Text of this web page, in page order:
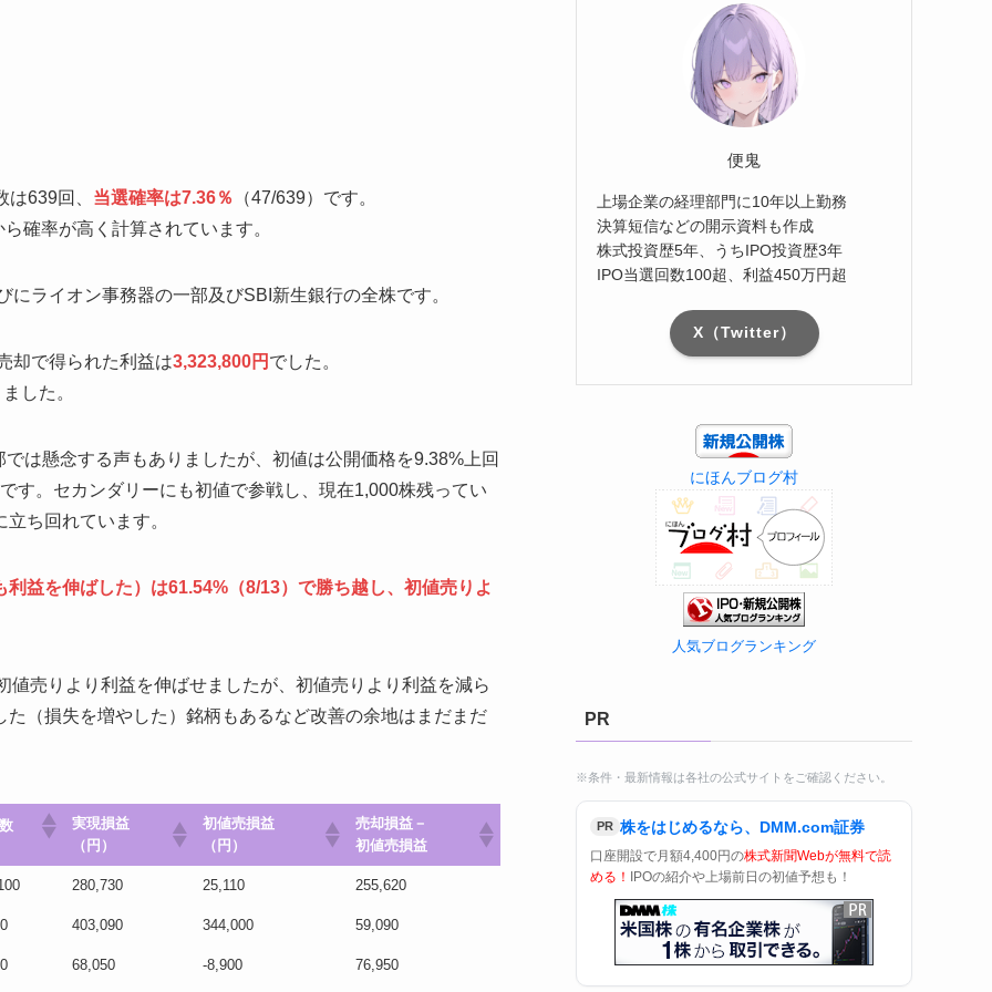
639回、 当選確率は7.36％
（47/639）です。
確率が高く計算されています。
ライオン事務器の一部及びSBI新生銀行の全株です。
却で得られた利益は3,323,800円 でした。
した。
は懸念する声もありましたが、初値は公開価格を9.38%上回
す。セカンダリーにも初値で参戦し、現在1,000株残ってい
ち回れています。
益を伸ばした）は61.54%（8/13）で勝ち越し、初値売りよ
値売りより利益を伸ばせましたが、初値売りより利益を減ら
（損失を増やした）銘柄もあるなど改善の余地はまだまだ
実現損益
（円）
初値売損益
（円）
売却損益－
初値売損益
実現損益
初値売損益
売却損益－
280,730 25,110 255,620
403,090 344,000 59,090
68,050 -8,900 76,950
便鬼
上場企業の経理部門に10年以上勤務
決算短信などの開示資料も作成
株式投資歴5年、うちIPO投資歴3年
IPO当選回数100超、利益450万円超
X（Twitter）
にほんブログ村
人気ブログランキング
PR
※条件・最新情報は各社の公式サイトをご確認ください。
PR 株をはじめるなら、DMM.com証券
口座開設で月額4,400円の株式新聞Webが無料で読
める！ IPOの紹介や上場前日の初値予想も！